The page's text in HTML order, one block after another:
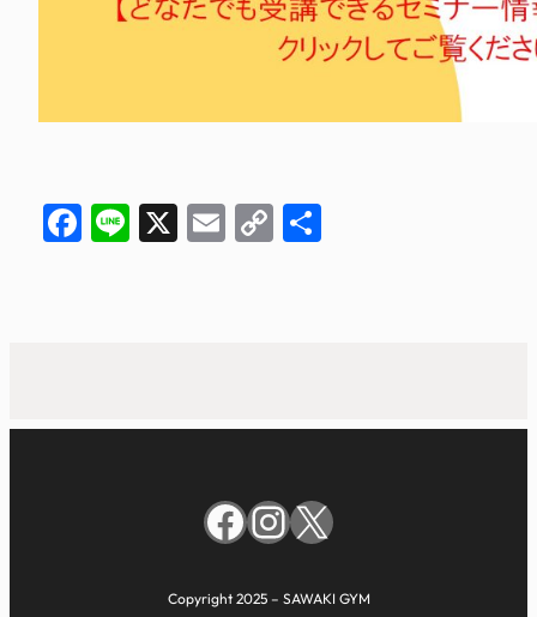
Facebook
Line
X EmailCopy
Facebook
Instagram
X
Copyright 2025 – SAWAKI GYM